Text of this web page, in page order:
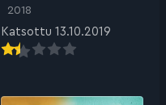
2018
Katsottu 13.10.2019